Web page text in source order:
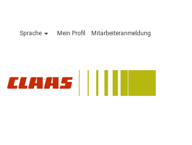
Sprache Mein Profil Mitarbeiteranmeldung
Jetzt bewerben »